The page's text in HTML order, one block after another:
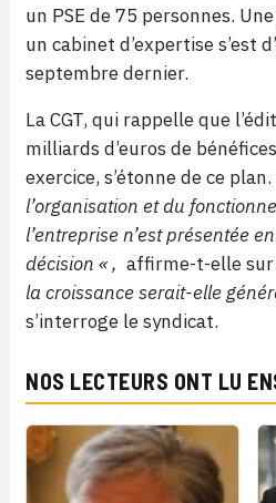
un PSE de 75 personnes.
un cabinet d’expertise s’est
septembre dernier.
La CGT, qui rappelle que
milliards d’euros de
exercice, s’étonne de ce plan.
l’organisation et du
l’entreprise n’est présentée
décision « , affirme-t-elle
la croissance serait-elle
s’interroge le syndicat.
NOS LECTEURS ONT LU